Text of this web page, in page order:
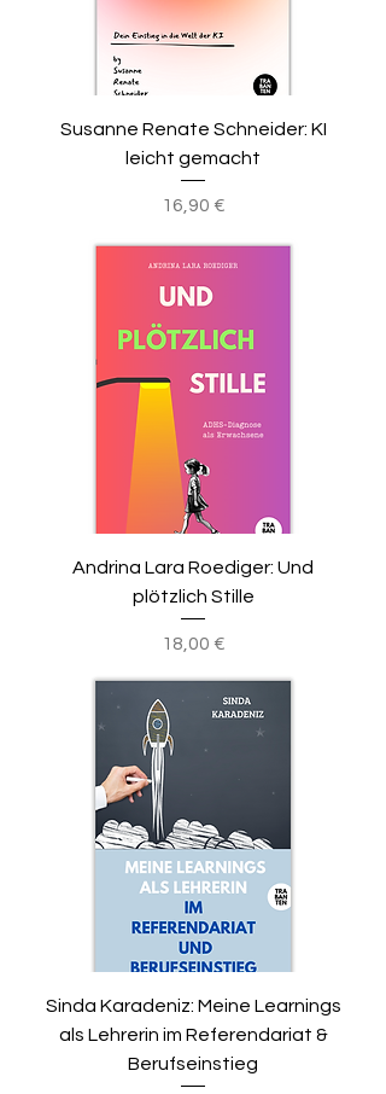
Susanne Renate Schneider: KI
leicht gemacht
Preis
16,90 €
Andrina Lara Roediger: Und
plötzlich Stille
Preis
18,00 €
Sinda Karadeniz: Meine Learnings
als Lehrerin im Referendariat &
Berufseinstieg